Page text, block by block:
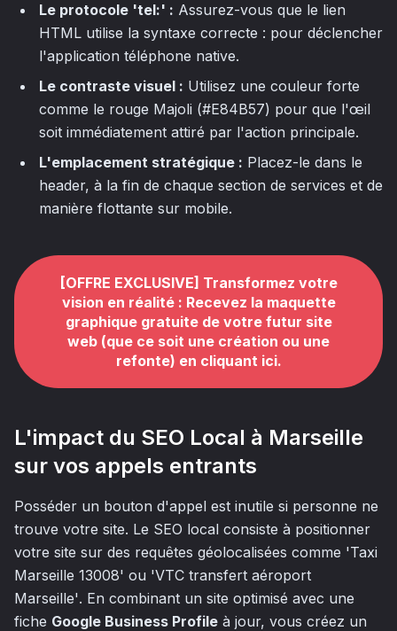
Le protocole 'tel:' : Assurez-vous que le lien
HTML utilise la syntaxe correcte : pour déclencher
l'application téléphone native.
Le contraste visuel : Utilisez une couleur forte
comme le rouge Majoli (#E84B57) pour que l'œil
soit immédiatement attiré par l'action principale.
L'emplacement stratégique : Placez-le dans le
header, à la fin de chaque section de services et de
manière flottante sur mobile.
[OFFRE EXCLUSIVE] Transformez votre
vision en réalité : Recevez la maquette
graphique gratuite de votre futur site
web (que ce soit une création ou une
refonte) en cliquant ici.
L'impact du SEO Local à Marseille
sur vos appels entrants
Posséder un bouton d'appel est inutile si personne ne
trouve votre site. Le SEO local consiste à positionner
votre site sur des requêtes géolocalisées comme 'Taxi
Marseille 13008' ou 'VTC transfert aéroport
Marseille'. En combinant un site optimisé avec une
fiche Google Business Profile à jour, vous créez un